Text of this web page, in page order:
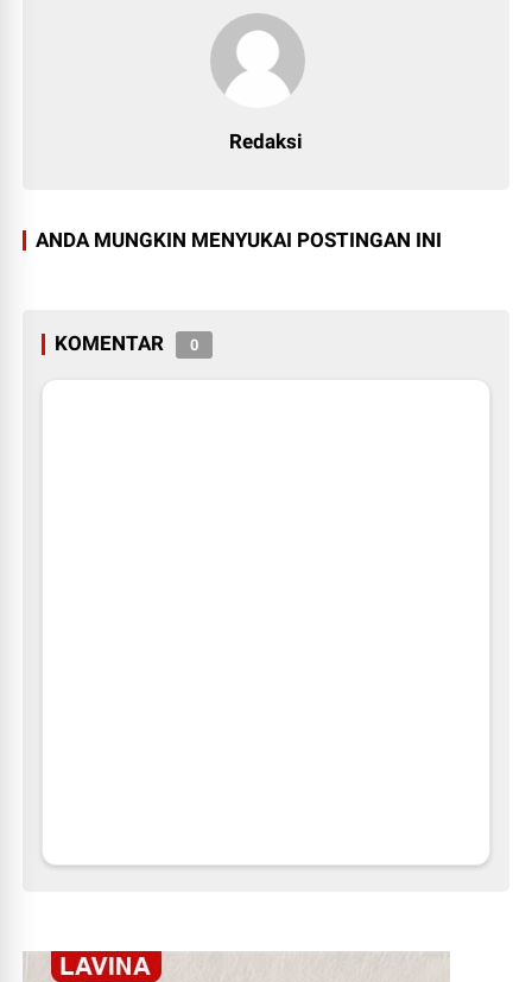
Redaksi
ANDA MUNGKIN MENYUKAI POSTINGAN INI
KOMENTAR 0